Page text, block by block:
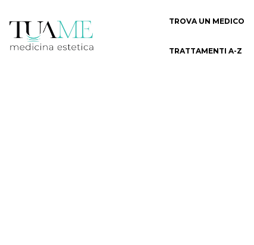
TROVA UN MEDICO
TRATTAMENTI A-Z